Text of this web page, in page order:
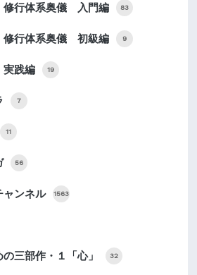
行体系奥儀 入門編 83
行体系奥儀 初級編 9
践編 19
7
11
56
ャンネル 1563
三部作・１「心」 32